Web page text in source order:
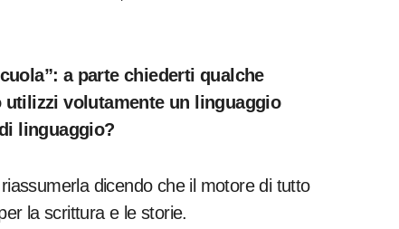
a parte chiederti qualche
volutamente un linguaggio
linguaggio?
dicendo che il motore di tutto
la scrittura e le storie.